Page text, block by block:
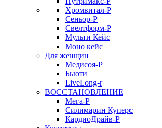
Хромвитал-Р
Сеньор-Р
Свелтформ-Р
Мульти Кейс
Моно кейс
Для женщин
Медисоя-Р
Бьюти
LiveLong-r
ВОССТАНОВЛЕНИЕ
Мега-Р
Силимарин Куперс
КардиоДрайв-Р